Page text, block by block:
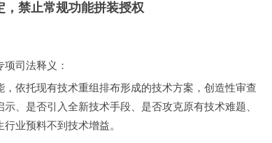
，禁止常规功能拼装授权
司法释义：
依托现有技术重组排布形成的技术方案，创造性审查
、是否引入全新技术手段、是否攻克原有技术难题、
业预料不到技术增益。